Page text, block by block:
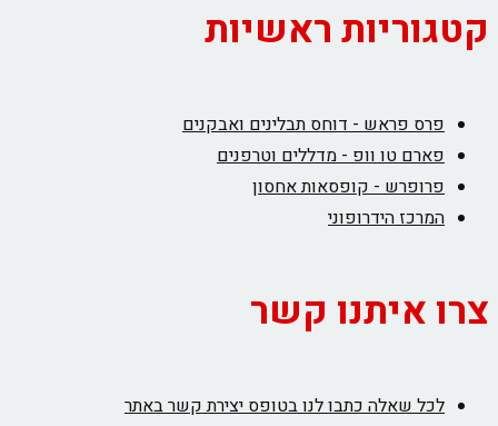
קטגוריות ראשיות
פרס פראש - דוחס תבלינים ואבקנים
פארם טו וופ - מדללים וטרפנים
פרופרש - קופסאות אחסון
המרכז הידרופוני
צרו איתנו קשר
לכל שאלה כתבו לנו בטופס יצירת קשר באתר